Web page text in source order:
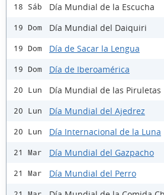
18 Sáb Día Mundial de la Escucha
19 Dom Día Mundial del Daiquiri
19 Dom Día de Sacar la Lengua
19 Dom Día de Iberoamérica
20 Lun Día Mundial de las Piruletas
20 Lun Día Mundial del Ajedrez
20 Lun Día Internacional de la Luna
21 Mar Día Mundial del Gazpacho
21 Mar Día Mundial del Perro